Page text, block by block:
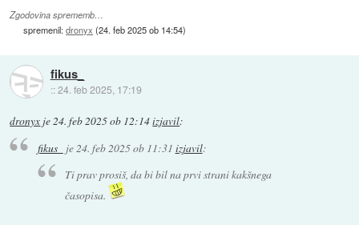
Zgodovina sprememb…
spremenil:dronyx (24. feb 2025 ob 14:54)
fikus_
::24. feb 2025, 17:19
dronyx je24. feb 2025 ob 12:14izjavil:
fikus_ je24. feb 2025 ob 11:31 izjavil:
Ti prav prosiš, da bi bil na prvi strani kakšnega
časopisa.